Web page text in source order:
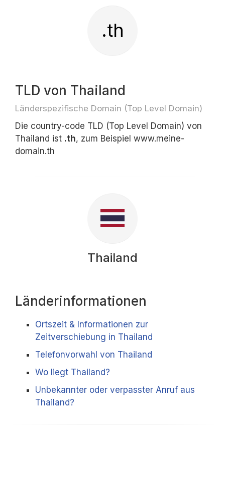
.th
TLD von Thailand
Länderspezifische Domain (Top Level Domain)
Die country-code TLD (Top Level Domain) von
Thailand ist .th, zum Beispiel www.meine-
domain.th
Thailand
Länderinformationen
Ortszeit & Informationen zur
Zeitverschiebung in Thailand
Telefonvorwahl von Thailand
Wo liegt Thailand?
Unbekannter oder verpasster Anruf aus
Thailand?